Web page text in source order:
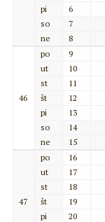
pi
6
so
7
ne
8
46
po
9
ut
10
st
11
št
12
pi
13
so
14
ne
15
47
po
16
ut
17
st
18
št
19
pi
20